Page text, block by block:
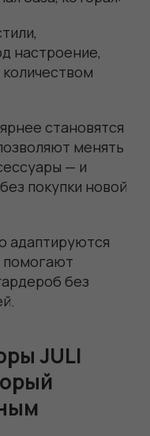
настроение,
становятся
менять
— и
покупки новой
адаптируются
помогают
без
JULI